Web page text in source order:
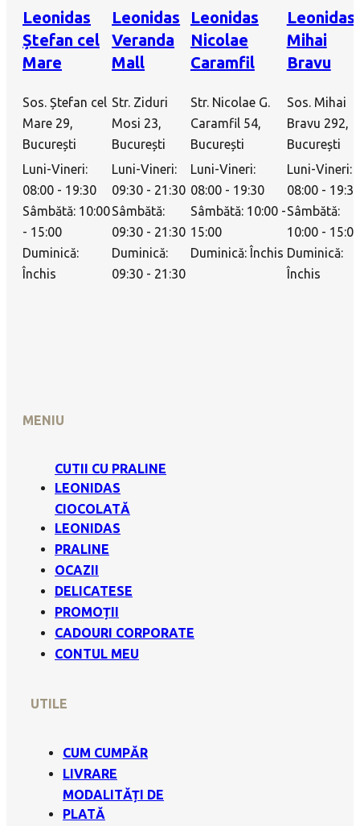
Leonidas
Ștefan cel
Mare
Sos. Ștefan cel
Mare 29,
București
Luni-Vineri:
08:00 - 19:30
Sâmbătă: 10:00
- 15:00
Duminică:
Închis
Leonidas
Veranda
Mall
Str. Ziduri
Mosi 23,
București
Luni-Vineri:
09:30 - 21:30
Sâmbătă:
09:30 - 21:30
Duminică:
09:30 - 21:30
Leonidas
Nicolae
Caramfil
Str. Nicolae G.
Caramfil 54,
București
Luni-Vineri:
08:00 - 19:30
Sâmbătă: 10:00 -
15:00
Duminică: Închis
Leonidas
Mihai
Bravu
Sos. Mihai
Bravu 292,
București
Luni-Vineri:
08:00 - 19:30
Sâmbătă:
10:00 - 15:00
Duminică:
Închis
MENIU
CUTII CU PRALINE
LEONIDAS
CIOCOLATĂ
LEONIDAS
PRALINE
OCAZII
DELICATESE
PROMOȚII
CADOURI CORPORATE
CONTUL MEU
UTILE
CUM CUMPĂR
LIVRARE
MODALITĂȚI DE
PLATĂ